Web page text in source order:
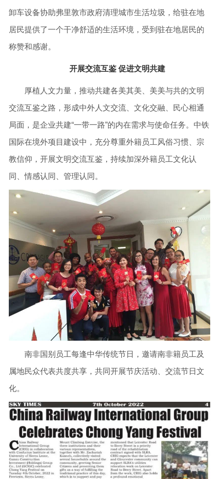
卸车设备协助弗里敦市政府清理城市生活垃圾，给驻在地
居民提供了一个干净舒适的生活环境，受到驻在地居民的
称赞和感谢。
开展交流互鉴 促进文明共建
厚植人文力量，推动共建各美其美、美美与共的文明
交流互鉴之路，形成中外人文交流、文化交融、民心相通
局面，是企业共建“一带一路”的内在需求与使命任务。中铁
国际在境外项目建设中，充分尊重外籍员工风俗习惯、宗
教信仰，开展文明交流互鉴，持续加深外籍员工文化认
同、情感认同、管理认同。
南非国别员工每逢中华传统节日，邀请南非籍员工及
属地民众代表共度共享，共同开展节庆活动、交流节日文
化。